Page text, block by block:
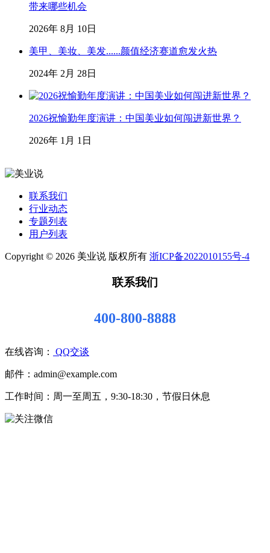
带来哪些机会
2026年 8月 10日
美甲、美妆、美发......颜值经济赛道愈发火热
2024年 2月 28日
2026祝愉勤年度演讲：中国美业如何闯进新世界？
2026年 1月 1日
联系我们
行业动态
专题列表
用户列表
Copyright © 2026 美业说 版权所有 浙ICP备2022010155号-4
联系我们
400-800-8888
在线咨询： QQ交谈
邮件：admin@example.com
工作时间：周一至周五，9:30-18:30，节假日休息